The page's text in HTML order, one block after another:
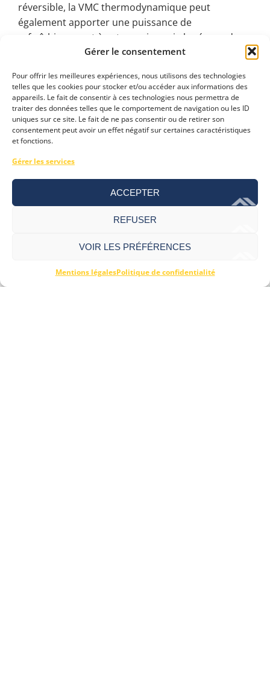
Gérer le consentement
Pour offrir les meilleures expériences, nous utilisons des technologies
telles que les cookies pour stocker et/ou accéder aux informations des
appareils. Le fait de consentir à ces technologies nous permettra de
traiter des données telles que le comportement de navigation ou les ID
uniques sur ce site. Le fait de ne pas consentir ou de retirer son
consentement peut avoir un effet négatif sur certaines caractéristiques
et fonctions.
Gérer les services
ACCEPTER
REFUSER
VOIR LES PRÉFÉRENCES
Mentions légalesPolitique de confidentialité
réversible, la VMC thermodynamique peut
également apporter une puissance de
rafraîchissement à votre maison via le réseau de
Ainsi, la VMC thermodynamique fournit une
puissance calorifique et frigorifique pour le
maintien des conditions de confort à l’intérieur de
la maison, tout en restant une solution écologique
basée sur une énergie renouvelable.